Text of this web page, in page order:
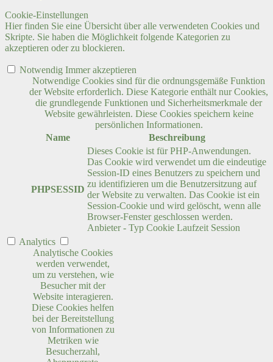
Cookie-Einstellungen
Hier finden Sie eine Übersicht über alle verwendeten Cookies und
Skripte. Sie haben die Möglichkeit folgende Kategorien zu
akzeptieren oder zu blockieren.
Notwendig Immer akzeptieren
Notwendige Cookies sind für die ordnungsgemäße Funktion
der Website erforderlich. Diese Kategorie enthält nur Cookies,
die grundlegende Funktionen und Sicherheitsmerkmale der
Website gewährleisten. Diese Cookies speichern keine
persönlichen Informationen.
Name
Beschreibung
PHPSESSID
Dieses Cookie ist für PHP-Anwendungen.
Das Cookie wird verwendet um die eindeutige
Session-ID eines Benutzers zu speichern und
zu identifizieren um die Benutzersitzung auf
der Website zu verwalten. Das Cookie ist ein
Session-Cookie und wird gelöscht, wenn alle
Browser-Fenster geschlossen werden.
Anbieter - Typ Cookie Laufzeit Session
Analytics
Analytische Cookies
werden verwendet,
um zu verstehen, wie
Besucher mit der
Website interagieren.
Diese Cookies helfen
bei der Bereitstellung
von Informationen zu
Metriken wie
Besucherzahl,